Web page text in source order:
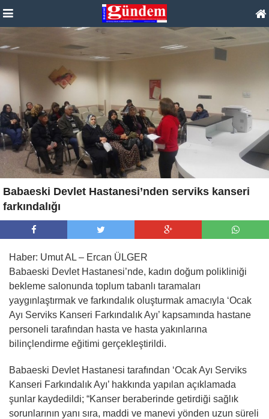
Babaeski Devlet Hastanesi’nden serviks kanseri
farkındalığı
Haber: Umut AL – Ercan ÜLGER
Babaeski Devlet Hastanesi’nde, kadın doğum polikliniği
bekleme salonunda toplum tabanlı taramaları
yaygınlaştırmak ve farkındalık oluşturmak amacıyla ‘Ocak
Ayı Serviks Kanseri Farkındalık Ayı’ kapsamında hastane
personeli tarafından hasta ve hasta yakınlarına
bilinçlendirme eğitimi gerçekleştirildi.
Babaeski Devlet Hastanesi tarafından ‘Ocak Ayı Serviks
Kanseri Farkındalık Ayı’ hakkında yapılan açıklamada
şunlar kaydedildi; “Kanser beraberinde getirdiği sağlık
sorunlarının yanı sıra, maddi ve manevi yönden uzun süreli